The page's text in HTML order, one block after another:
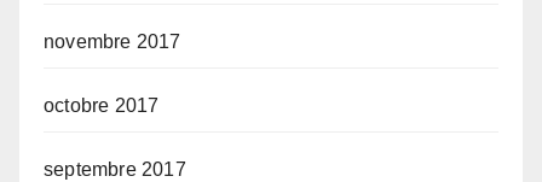
novembre 2017
octobre 2017
septembre 2017